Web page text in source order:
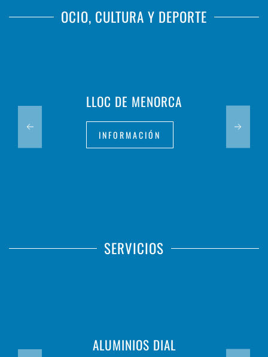
OCIO, CULTURA Y DEPORTE
LLOC DE MENORCA
INFORMACIÓN
SERVICIOS
ALUMINIOS DIAL